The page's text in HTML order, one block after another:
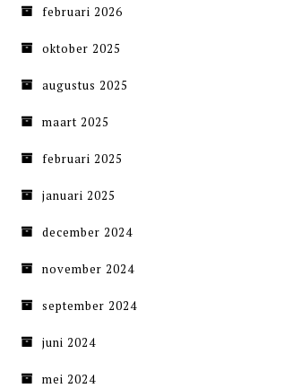
februari 2026
oktober 2025
augustus 2025
maart 2025
februari 2025
januari 2025
december 2024
november 2024
september 2024
juni 2024
mei 2024